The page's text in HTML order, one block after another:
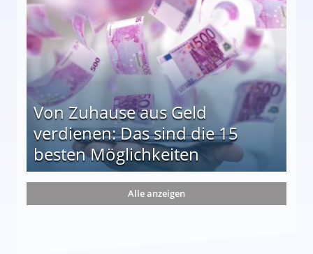
Von Zuhause aus Geld
verdienen: Das sind die 15
besten Möglichkeiten
die 15 besten Möglichkeiten
Alle anzeigen